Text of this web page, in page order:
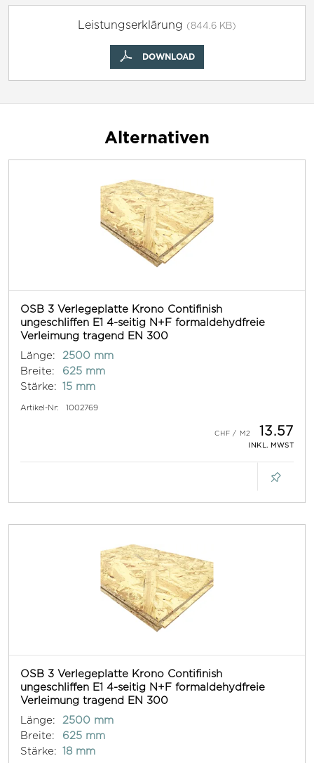
Leistungserklärung (844.6 KB)
DOWNLOAD
Alternativen
OSB 3 Verlegeplatte Krono Contifinish
ungeschliffen E1 4-seitig N+F formaldehydfreie
Verleimung tragend EN 300
Länge:
2500 mm
Breite:
625 mm
Stärke: 15 mm
Artikel-Nr: 1002769
13.57
INKL. MWST
OSB 3 Verlegeplatte Krono Contifinish
ungeschliffen E1 4-seitig N+F formaldehydfreie
Verleimung tragend EN 300
Länge:
2500 mm
Breite:
625 mm
Stärke: 18 mm